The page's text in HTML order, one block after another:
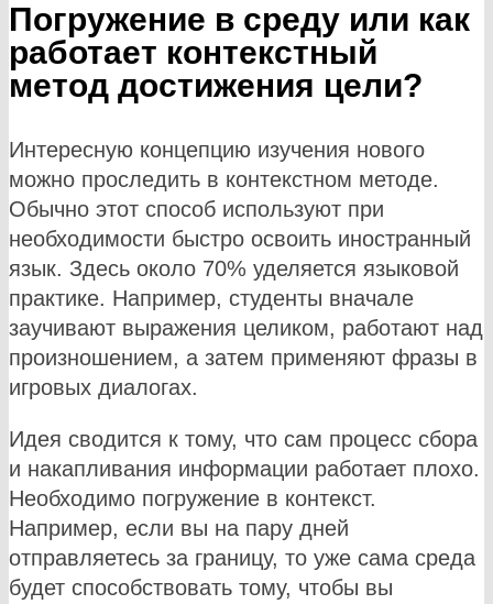
Погружение в среду или как
работает контекстный
метод достижения цели?
Интересную концепцию изучения нового
можно проследить в контекстном методе.
Обычно этот способ используют при
необходимости быстро освоить иностранный
язык. Здесь около 70% уделяется языковой
практике. Например, студенты вначале
заучивают выражения целиком, работают над
произношением, а затем применяют фразы в
игровых диалогах.
Идея сводится к тому, что сам процесс сбора
и накапливания информации работает плохо.
Необходимо погружение в контекст.
Например, если вы на пару дней
отправляетесь за границу, то уже сама среда
будет способствовать тому, чтобы вы